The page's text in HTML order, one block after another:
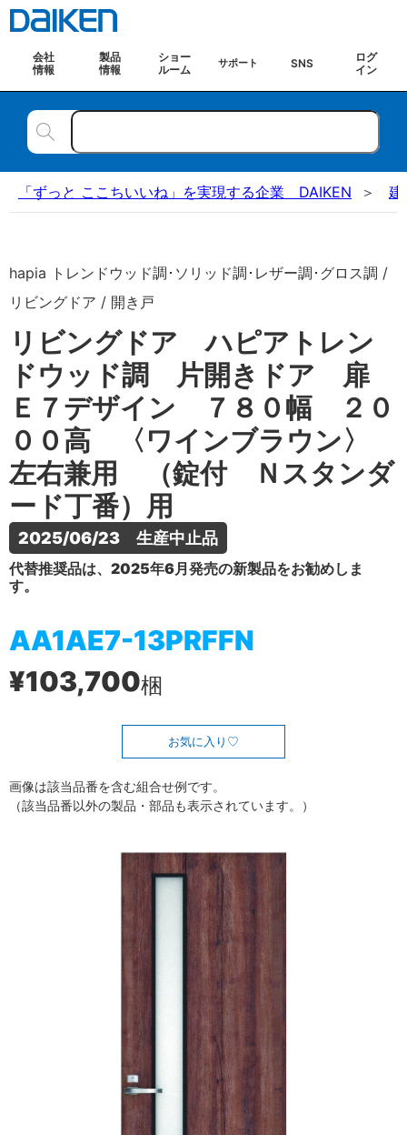
会社
情報
製品
情報
ショー
ルーム
サポート SNS
ログ
イン
「ずっと ここちいいね」を実現する企業 DAIKEN 建
hapia トレンドウッド調･ソリッド調･レザー調･グロス調 /
リビングドア / 開き戸
リビングドア ハピアトレン
ドウッド調 片開きドア 扉
Ｅ７デザイン ７８０幅 ２０
００高 〈ワインブラウン〉
左右兼用 （錠付 Ｎスタンダ
ード丁番）用
2025/06/23　生産中止品
代替推奨品は、2025年6月発売の新製品をお勧めしま
す。
AA1AE7-13PRFFN
¥103,700梱
お気に入り
画像は該当品番を含む組合せ例です。
（該当品番以外の製品・部品も表示されています。）